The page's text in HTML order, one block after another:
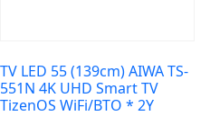
TV LED 55 (139cm) AIWA TS-
551N 4K UHD Smart TV
TizenOS WiFi/BTO * 2Y